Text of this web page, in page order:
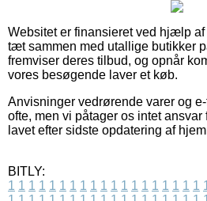
Websitet er finansieret ved hjælp
tæt sammen med utallige butikker
fremviser deres tilbud, og opnår
vores besøgende laver et køb.
Anvisninger vedrørende varer og
ofte, men vi påtager os intet
lavet efter sidste opdatering af
BITLY:
1 1 1 1 1 1 1 1 1 1 1 1 1 1 1 1 1 1 1